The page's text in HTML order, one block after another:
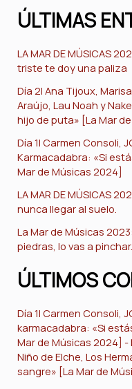
ÚLTIMAS
LA MAR DE MÚSICAS
triste te doy una paliza
Día 2| Ana Tijoux,
Araújo, Lau Noah y
hijo de puta» [La Mar
Día 1| Carmen Consoli,
Karmacadabra: «Si
Mar de Músicas 2024]
LA MAR DE MÚSICAS
nunca llegar al suelo.
La Mar de Músicas
piedras, lo vas a
ÚLTIMOS
Día 1| Carmen Consoli,
karmacadabra: «Si
Mar de Músicas 2024] -
Niño de Elche, Los
sangre» [La Mar de